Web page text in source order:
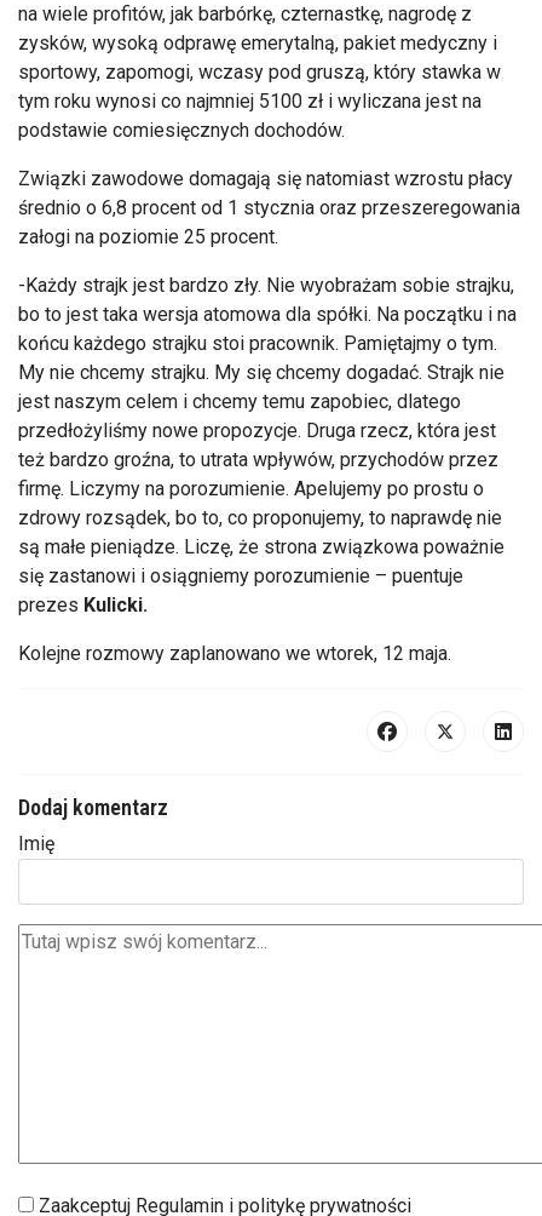
na wiele profitów, jak barbórkę, czternastkę, nagrodę z
zysków, wysoką odprawę emerytalną, pakiet medyczny i
sportowy, zapomogi, wczasy pod gruszą, który stawka w
tym roku wynosi co najmniej 5100 zł i wyliczana jest na
podstawie comiesięcznych dochodów.
Związki zawodowe domagają się natomiast wzrostu płacy
średnio o 6,8 procent od 1 stycznia oraz przeszeregowania
załogi na poziomie 25 procent.
-Każdy strajk jest bardzo zły. Nie wyobrażam sobie strajku,
bo to jest taka wersja atomowa dla spółki. Na początku i na
końcu każdego strajku stoi pracownik. Pamiętajmy o tym.
My nie chcemy strajku. My się chcemy dogadać. Strajk nie
jest naszym celem i chcemy temu zapobiec, dlatego
przedłożyliśmy nowe propozycje. Druga rzecz, która jest
też bardzo groźna, to utrata wpływów, przychodów przez
firmę. Liczymy na porozumienie. Apelujemy po prostu o
zdrowy rozsądek, bo to, co proponujemy, to naprawdę nie
są małe pieniądze. Liczę, że strona związkowa poważnie
się zastanowi i osiągniemy porozumienie – puentuje
prezes Kulicki.
Kolejne rozmowy zaplanowano we wtorek, 12 maja.
Dodaj komentarz
Imię
Zaakceptuj Regulamin i politykę prywatności